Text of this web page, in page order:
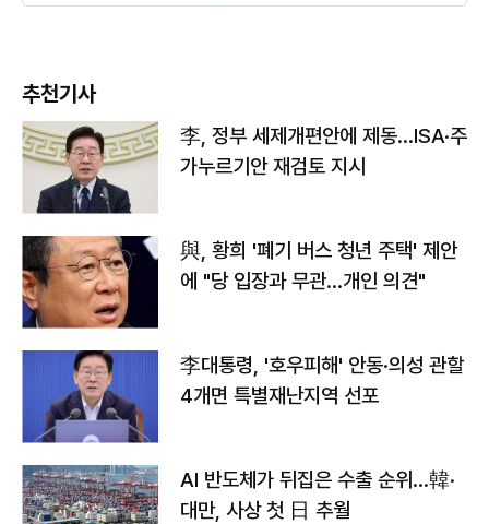
추천기사
李, 정부 세제개편안에 제동…ISA·주
가누르기안 재검토 지시
與, 황희 '폐기 버스 청년 주택' 제안
에 "당 입장과 무관…개인 의견"
李대통령, '호우피해' 안동·의성 관할
4개면 특별재난지역 선포
AI 반도체가 뒤집은 수출 순위…韓·
대만, 사상 첫 日 추월